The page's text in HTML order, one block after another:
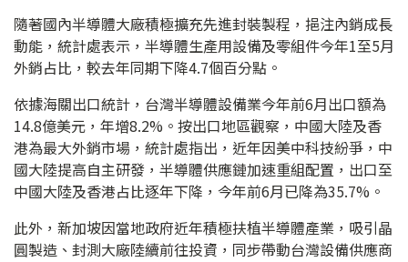
隨著國內半導體大廠積極擴充先進封裝製程，挹注內銷成長
動能，統計處表示，半導體生產用設備及零組件今年1至5月
外銷占比，較去年同期下降4.7個百分點。
依據海關出口統計，台灣半導體設備業今年前6月出口額為
14.8億美元，年增8.2%。按出口地區觀察，中國大陸及香
港為最大外銷市場，統計處指出，近年因美中科技紛爭，中
國大陸提高自主研發，半導體供應鏈加速重組配置，出口至
中國大陸及香港占比逐年下降，今年前6月已降為35.7%。
此外，新加坡因當地政府近年積極扶植半導體產業，吸引晶
圓製造、封測大廠陸續前往投資，同步帶動台灣設備供應商